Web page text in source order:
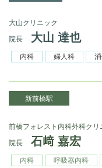
大山クリニック
院長
大山 達也
内科 婦人科
新前橋駅
前橋フォレスト内科外科クリ
院長
石﨑 嘉宏
内科 呼吸器内科